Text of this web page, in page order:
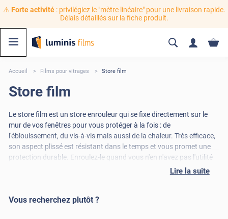
⚠️ Forte activité: privilégiez le "mètre linéaire" pour une livraison rapide.
Délais détaillés sur la fiche produit.
Accueil Films pour vitrages Store film
Store film
Le store film est un store enrouleur qui se fixe directement sur le
mur de vos fenêtres pour vous protéger à la fois : de
l'éblouissement, du vis-à-vis mais aussi de la chaleur. Très efficace,
son aspect plissé est résistant dans le temps et vous promet une
protection durable. Enroulez-le quand vous n'en n'avez pas l'utilité
et déroulez-le pour profiter pleinement de ses bénéfices. Esthétique
Lire la suite
Vous recherchez plutôt ?